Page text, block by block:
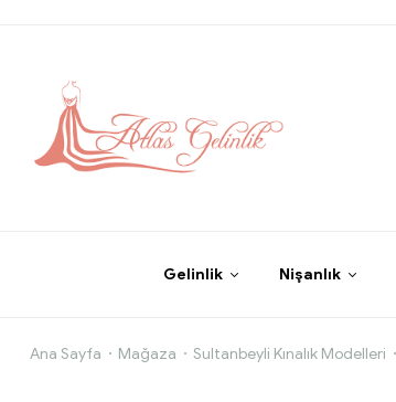
Gelinlik Nişanlık
Fırfır
Ana Sayfa Mağaza Sultanbeyli Kınalık Modelleri